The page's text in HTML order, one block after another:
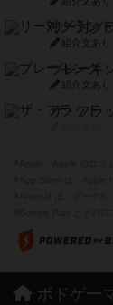
リー対グ
紹介文あり
ブレーキ
紹介文あり
ザ・フラ
ボドゲー